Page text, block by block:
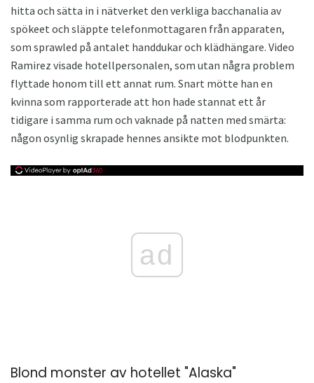
hitta och sätta in i nätverket den verkliga bacchanalia av
spökeet och släppte telefonmottagaren från apparaten,
som sprawled på antalet handdukar och klädhängare. Video
Ramirez visade hotellpersonalen, som utan några problem
flyttade honom till ett annat rum. Snart mötte han en
kvinna som rapporterade att hon hade stannat ett år
tidigare i samma rum och vaknade på natten med smärta:
någon osynlig skrapade hennes ansikte mot blodpunkten.
ad
Blond monster av hotellet "Alaska"